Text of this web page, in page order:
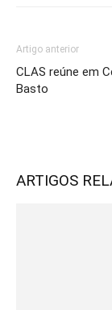
Artigo anterior
CLAS reúne em
Basto
ARTIGOS